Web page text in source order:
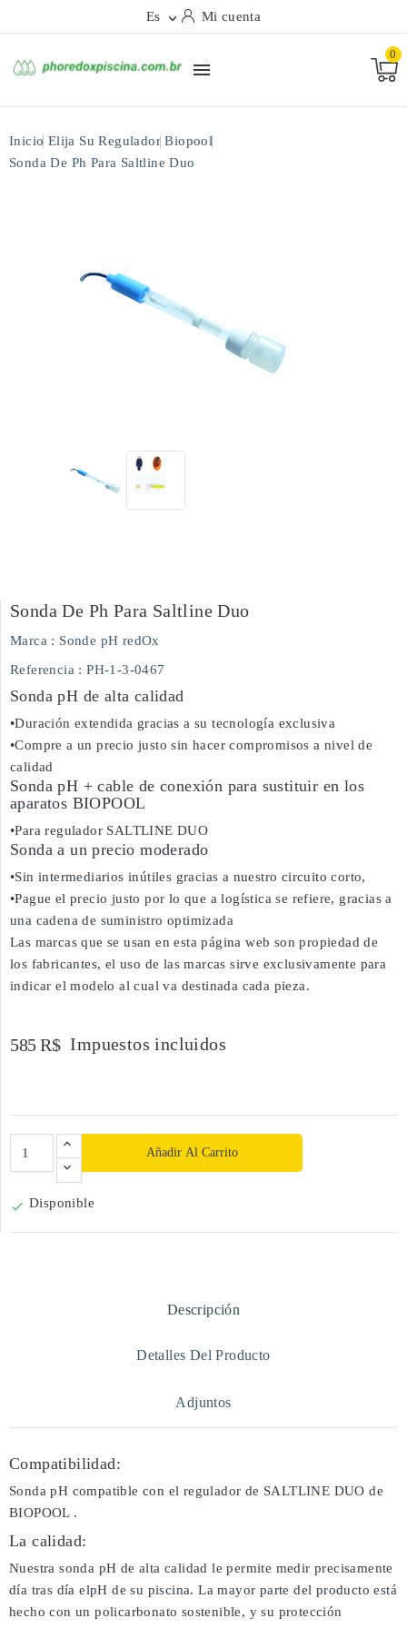
Es  Mi cuenta

0
Inicio Elija Su Regulador Biopool
Sonda De Ph Para Saltline Duo
Sonda De Ph Para Saltline Duo
Marca : Sonde pH redOx
Referencia : PH-1-3-0467
Sonda pH de alta calidad
•Duración extendida gracias a su tecnología exclusiva
•Compre a un precio justo sin hacer compromisos a nivel de
calidad
Sonda pH + cable de conexión para sustituir en los
aparatos BIOPOOL
•Para regulador SALTLINE DUO
Sonda a un precio moderado
•Sin intermediarios inútiles gracias a nuestro circuito corto,
•Pague el precio justo por lo que a logística se refiere, gracias a
una cadena de suministro optimizada
Las marcas que se usan en esta página web son propiedad de
los fabricantes, el uso de las marcas sirve exclusivamente para
indicar el modelo al cual va destinada cada pieza.
585 R$ Impuestos incluidos
Añadir Al Carrito
 Disponible
Descripción
Detalles Del Producto
Adjuntos
Compatibilidad:
Sonda pH compatible con el regulador de SALTLINE DUO de
BIOPOOL .
La calidad:
Nuestra sonda pH de alta calidad le permite medir precisamente
día tras día elpH de su piscina. La mayor parte del producto está
hecho con un policarbonato sostenible, y su protección